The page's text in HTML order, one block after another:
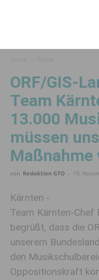
ORF/GIS-
Team
13.000
müssen
von Redaktion GTO - 19.
Kärnten -
Team Kärnten-Chef
begrüßt, dass die
unserem
den
Oppositionskraft